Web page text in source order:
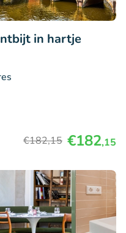
in hartje
€182,15 €182,15